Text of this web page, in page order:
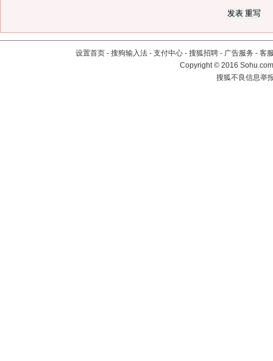
设置首页 - 搜狗输入法 - 支付中心 - 搜狐招聘 - 广告服务 - 客
Copyright©2016
搜狐不良信息举